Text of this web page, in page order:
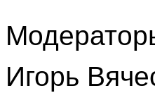
Игорь